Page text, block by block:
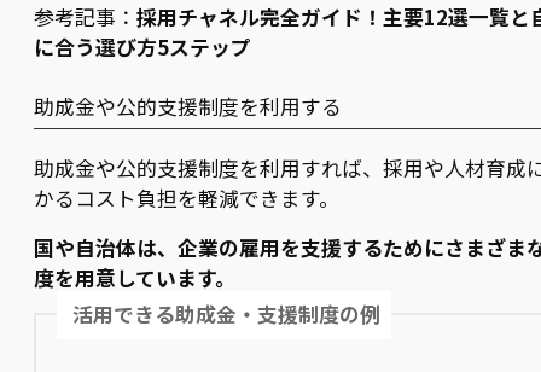
参考記事： 採用チャネル完全ガイド！主要12選一覧と
に合う選び方5ステップ
助成金や公的支援制度を利用する
助成金や公的支援制度を利用すれば、採用や人材育成
かるコスト負担を軽減できます。
国や自治体は、企業の雇用を支援するためにさまざま
度を用意しています。
活用できる助成金・支援制度の例